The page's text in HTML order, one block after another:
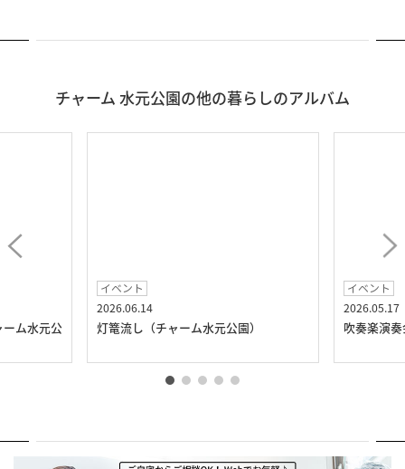
チャーム 水元公園の他の暮らしのアルバム
ム水元公
イベント
2026.06.14
灯篭流し（チャーム水元公園）
イベント
2026.05.17
吹奏楽演